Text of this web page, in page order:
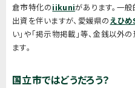
倉市特化のiikuniがあります。一
出資を伴いますが、愛媛県のえひめ
い」や「掲示物掲載」等、金銭以
ます。
国立市ではどうだろう？